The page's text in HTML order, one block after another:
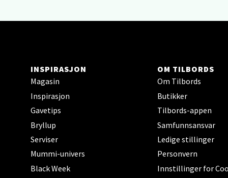
INSPIRASJON
Magasin
Inspirasjon
Gavetips
Bryllup
Serviser
Mummi-univers
Black Week
OM TILBORDS
Om Tilbords
Butikker
Tilbords-appen
Samfunnsansvar
Ledige stillinger
Personvern
Innstillinger for
Ski